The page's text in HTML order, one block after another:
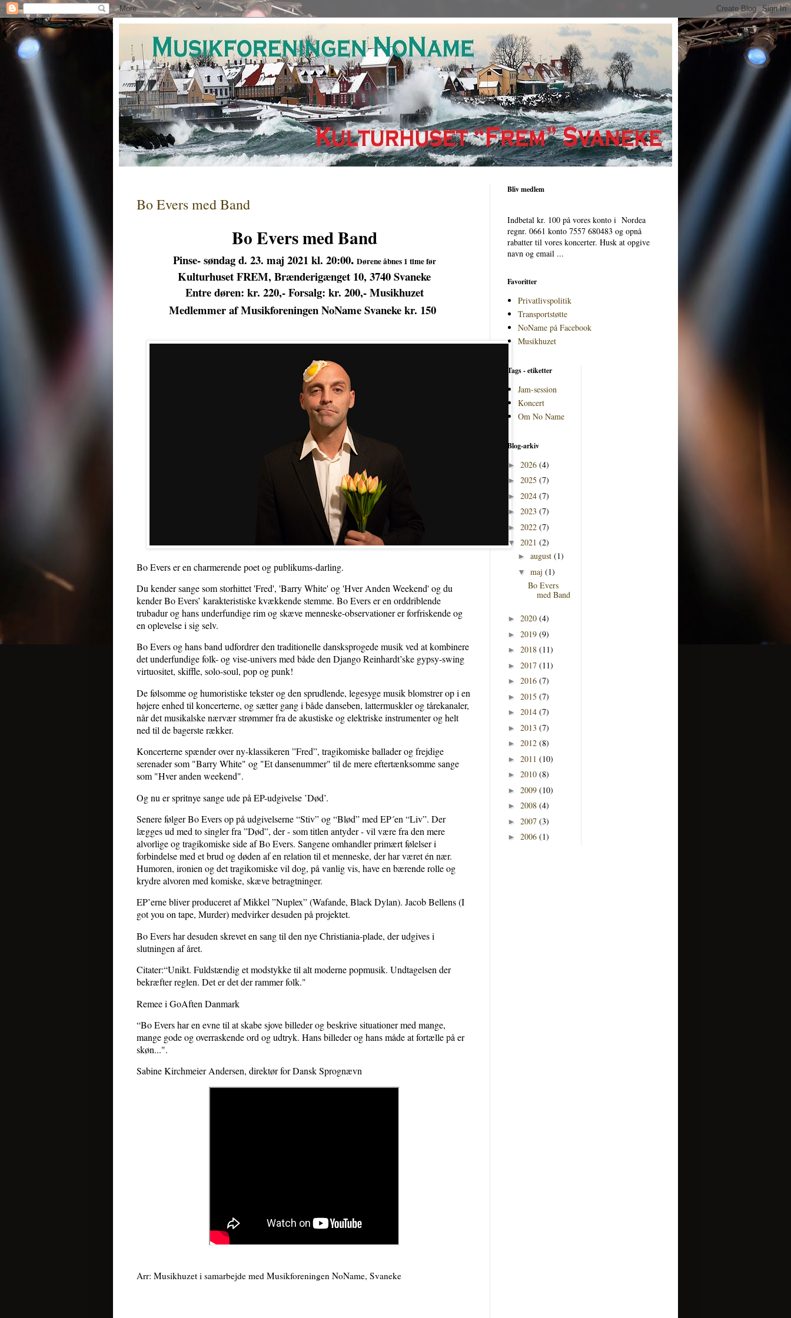
Bo Evers med Band
Bo Evers med Band
Pinse- søndag d. 23. maj 2021 kl. 20:00. Dørene åbnes 1 time før
Kulturhuset FREM, Brænderigænget 10, 3740 Svaneke
Entre døren: kr. 220,- Forsalg: kr. 200,- Musikhuzet
Medlemmer af Musikforeningen NoName Svaneke kr. 150
Bo Evers er en charmerende poet og publikums-darling.
Du kender sange som storhittet 'Fred', 'Barry White' og 'Hver Anden Weekend' og du
kender Bo Evers’ karakteristiske kvækkende stemme. Bo Evers er en orddriblende
trubadur og hans underfundige rim og skæve menneske-observationer er forfriskende og
en oplevelse i sig selv.
Bo Evers og hans band udfordrer den traditionelle dansksprogede musik ved at kombinere
det underfundige folk- og vise-univers med både den Django Reinhardt’ske gypsy-swing
virtuositet, skiffle, solo-soul, pop og punk!
De følsomme og humoristiske tekster og den sprudlende, legesyge musik blomstrer op i en
højere enhed til koncerterne, og sætter gang i både danseben, lattermuskler og tårekanaler,
når det musikalske nærvær strømmer fra de akustiske og elektriske instrumenter og helt
ned til de bagerste rækker.
Koncerterne spænder over ny-klassikeren ”Fred”, tragikomiske ballader og frejdige
serenader som "Barry White" og "Et dansenummer" til de mere eftertænksomme sange
som "Hver anden weekend".
Og nu er spritnye sange ude på EP-udgivelse ’Død’.
Senere følger Bo Evers op på udgivelserne “Stiv” og “Blød” med EP´en “Liv”. Der
lægges ud med to singler fra ”Død”, der - som titlen antyder - vil være fra den mere
alvorlige og tragikomiske side af Bo Evers. Sangene omhandler primært følelser i
forbindelse med et brud og døden af en relation til et menneske, der har været én nær.
Humoren, ironien og det tragikomiske vil dog, på vanlig vis, have en bærende rolle og
krydre alvoren med komiske, skæve betragtninger.
EP’erne bliver produceret af Mikkel ”Nuplex” (Wafande, Black Dylan). Jacob Bellens (I
got you on tape, Murder) medvirker desuden på projektet.
Bo Evers har desuden skrevet en sang til den nye Christiania-plade, der udgives i
slutningen af året.
Citater:“Unikt. Fuldstændig et modstykke til alt moderne popmusik. Undtagelsen der
bekræfter reglen. Det er det der rammer folk."
Remee i GoAften Danmark
“Bo Evers har en evne til at skabe sjove billeder og beskrive situationer med mange,
mange gode og overraskende ord og udtryk. Hans billeder og hans måde at fortælle på er
skøn...".
Sabine Kirchmeier Andersen, direktør for Dansk Sprognævn
Arr: Musikhuzet i samarbejde med Musikforeningen NoName, Svaneke
Bliv medlem
Indbetal kr. 100 på vores konto i Nordea
regnr. 0661 konto 7557 680483 og opnå
rabatter til vores koncerter. Husk at opgive
navn og email ...
Favoritter
Privatlivspolitik
Transportstøtte
NoName på Facebook
Musikhuzet
Tags - etiketter
Jam-session
Koncert
Om No Name
Blog-arkiv
► 2026 (4)
► 2025 (7)
► 2024 (7)
► 2023 (7)
► 2022 (7)
▼ 2021 (2)
► august (1)
▼ maj (1)
Bo Evers
med Band
► 2020 (4)
► 2019 (9)
► 2018 (11)
► 2017 (11)
► 2016 (7)
► 2015 (7)
► 2014 (7)
► 2013 (7)
► 2012 (8)
► 2011 (10)
► 2010 (8)
► 2009 (10)
► 2008 (4)
► 2007 (3)
► 2006 (1)